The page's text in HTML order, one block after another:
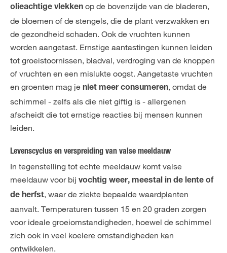
olieachtige vlekken op de bovenzijde van de bladeren,
de bloemen of de stengels, die de plant verzwakken en
de gezondheid schaden. Ook de vruchten kunnen
worden aangetast. Ernstige aantastingen kunnen leiden
tot groeistoornissen, bladval, verdroging van de knoppen
of vruchten en een mislukte oogst. Aangetaste vruchten
en groenten mag je niet meer consumeren, omdat de
schimmel - zelfs als die niet giftig is - allergenen
afscheidt die tot ernstige reacties bij mensen kunnen
leiden.
Levenscyclus en verspreiding van valse meeldauw
In tegenstelling tot echte meeldauw komt valse
meeldauw voor bij vochtig weer, meestal in de lente of
de herfst, waar de ziekte bepaalde waardplanten
aanvalt. Temperaturen tussen 15 en 20 graden zorgen
voor ideale groeiomstandigheden, hoewel de schimmel
zich ook in veel koelere omstandigheden kan
ontwikkelen.